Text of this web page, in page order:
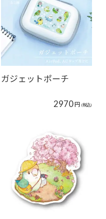
ガジェットポーチ
2970円 (税込)